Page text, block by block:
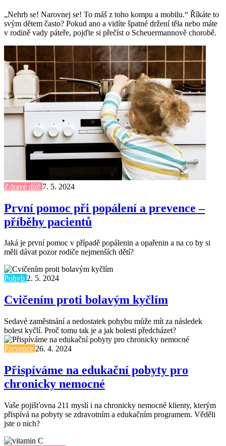
„Nehrb se! Narovnej se! To máš z toho kompu a mobilu.“ Říkáte to
svým dětem často? Pokud ano a vidíte špatné držení těla nebo máte
v rodině vady páteře, pojďte si přečíst o Scheuermannově chorobě.
Zdravé dítě 7. 5. 2024
První pomoc při popálení a prevence –
příběhy pacientů
Jaká je první pomoc v případě popálenin a opařenin a na co by si
měli dávat pozor rodiče nejmenších dětí?
Pohyb 2. 5. 2024
Cvičením proti bolavým kyčlím
Sedavé zaměstnání a nedostatek pohybu může mít za následek
bolest kyčlí. Proč tomu tak je a jak bolesti předcházet?
Prevence 26. 4. 2024
Přispíváme na edukační pobyty pro
chronicky nemocné
Vaše pojišťovna 211 myslí i na chronicky nemocné klienty, kterým
přispívá na pobyty se zdravotním a edukačním programem. Věděli
jste o nich?